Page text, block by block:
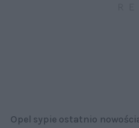
Opel sypie ostatnio